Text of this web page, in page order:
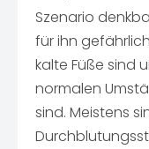
Szenario
für ihn
kalte Füße sind
normalen
sind. Meistens